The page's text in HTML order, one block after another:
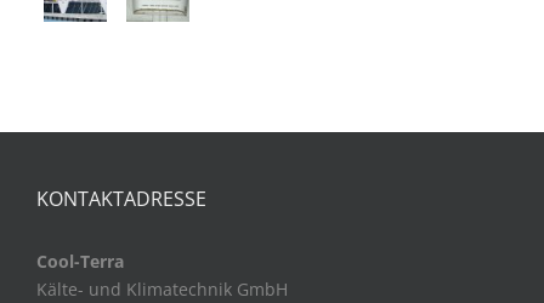
KONTAKTADRESSE
Cool-Terra
Kälte- und Klimatechnik GmbH